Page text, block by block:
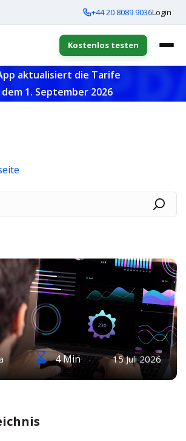
+44 20 8089 9036Login
Kostenlos testen
aktualisiert die Tarife
dem 1. September 2026
4 Min 15 Juli 2026